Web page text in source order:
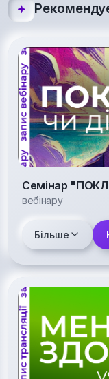
Семінар
вебінару
Більше